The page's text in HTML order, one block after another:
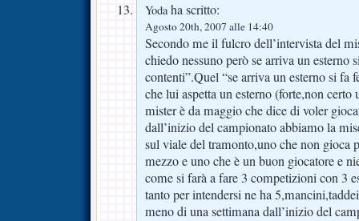
Yodaha scritto:
Agosto 20th, 2007 alle 14:40
Secondo me il fulcro dell’intervista del
chiedo nessuno però se arriva un esterno
contenti”.Quel “se arriva un esterno si fa
che lui aspetta un esterno (forte,non
mister è da maggio che dice di voler
dall’inizio del campionato abbiamo la
sul viale del tramonto,uno che non gioca
mezzo e uno che è un buon giocatore e
come si farà a fare 3 competizioni con 3
tanto per intendersi ne ha
meno di una settimana dall’inizio del